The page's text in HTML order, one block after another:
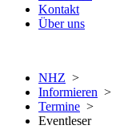
Kontakt
Über uns
NHZ >
Informieren >
Termine >
Eventleser